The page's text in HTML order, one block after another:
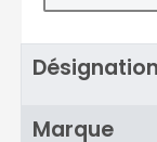
Désignation
Marque